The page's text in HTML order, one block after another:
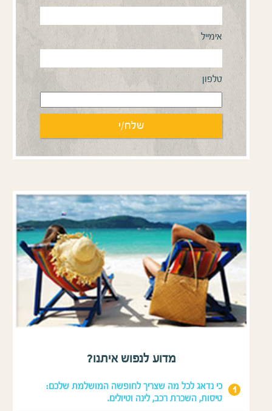
אימייל
טלפון
מדוע לנפוש איתנו?
כי נדאג לכל מה שצריך לחופשה המושלמת שלכם:
טיסות, השכרת רכב, לינה וטיולים.